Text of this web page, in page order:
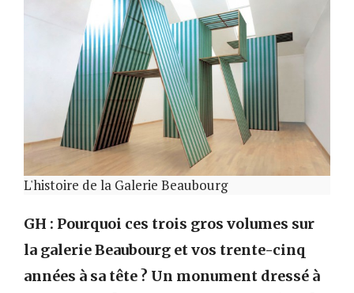
L'histoire de la Galerie Beaubourg
GH : Pourquoi ces trois gros volumes sur
la galerie Beaubourg et vos trente-cinq
années à sa tête ? Un monument dressé à